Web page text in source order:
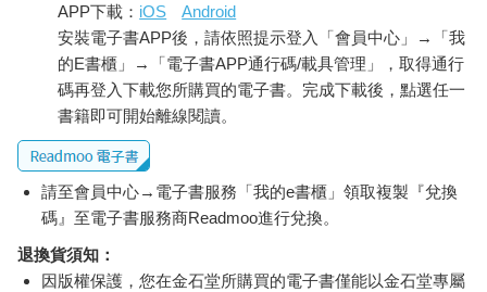
APP下載： iOS
Android
安裝電子書APP後，請依照提示登入「會員中心」→「我
的E書櫃」→「電子書APP通行碼/載具管理」，取得通行
碼再登入下載您所購買的電子書。完成下載後，點選任一
書籍即可開始離線閱讀。
請至會員中心→電子書服務「我的e書櫃」領取複製『兌換
碼』至電子書服務商Readmoo進行兌換。
退換貨須知：
因版權保護，您在金石堂所購買的電子書僅能以金石堂專屬